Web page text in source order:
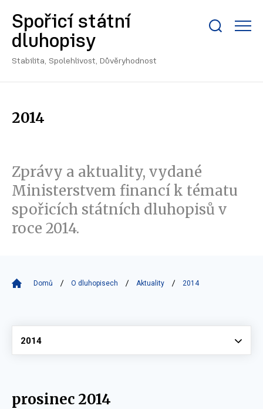
Spořicí státní
dluhopisy
Stabilita, Spolehlivost, Důvěryhodnost
2014
Zprávy a aktuality, vydané
Ministerstvem financí k tématu
spořicích státních dluhopisů v
roce 2014.
Domů O dluhopisech Aktuality 2014
Vyberte
2014
prosinec 2014